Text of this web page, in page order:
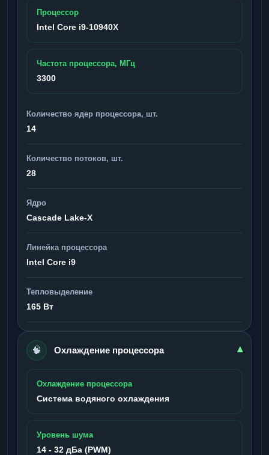
Процессор
Intel Core i9-10940X
Частота процессора, МГц
3300
Количество ядер процессора, шт.
14
Количество потоков, шт.
28
Ядро
Cascade Lake-X
Линейка процессора
Intel Core i9
Тепловыделение
165 Вт
🧠 Охлаждение процессора ▾
Охлаждение процессора
Система водяного охлаждения
Уровень шума
14 - 32 дБа (PWM)